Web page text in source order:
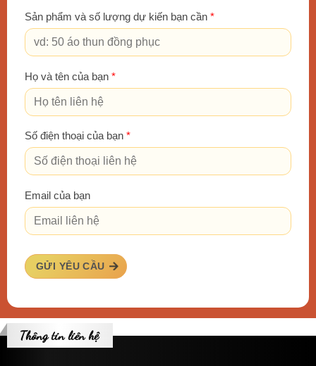
7. Đồng phục quản lý
Vest nữ
Phân khúc trung bình từ450.000đ - 550.000đ
Sản phẩm và số lượng dự kiến bạn cần *
Họ và tên của bạn *
Số điện thoại của bạn *
Email của bạn
GỬI YÊU CẦU
Thông tin liên hệ